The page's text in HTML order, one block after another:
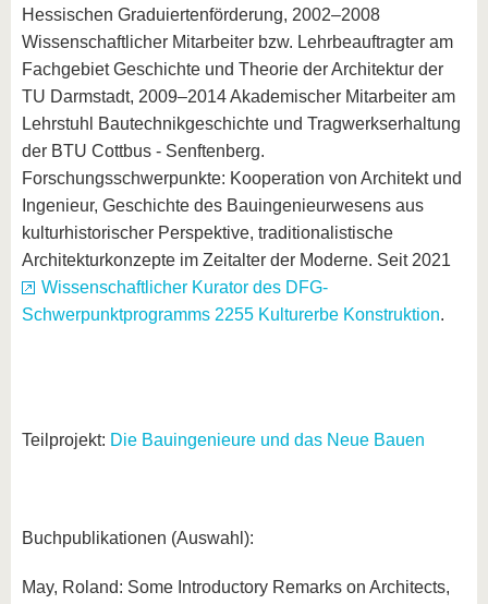
Ausland
Für
internationale
Kontakt
Innovative
Transferprojekte
Lernen
Sie uns
kennen
erleben
Hessischen Graduiertenförderung, 2002–2008
Wissenschaftlicher Mitarbeiter bzw. Lehrbeauftragter am
Fachgebiet Geschichte und Theorie der Architektur der
TU Darmstadt, 2009–2014 Akademischer Mitarbeiter am
Lehrstuhl Bautechnikgeschichte und Tragwerkserhaltung
der BTU Cottbus - Senftenberg.
Forschungsschwerpunkte: Kooperation von Architekt und
Ingenieur, Geschichte des Bauingenieurwesens aus
kulturhistorischer Perspektive, traditionalistische
Architekturkonzepte im Zeitalter der Moderne. Seit 2021
Wissenschaftlicher Kurator des DFG-
Schwerpunktprogramms 2255 Kulturerbe Konstruktion.
Teilprojekt: Die Bauingenieure und das Neue Bauen
Buchpublikationen (Auswahl):
May, Roland: Some Introductory Remarks on Architects,